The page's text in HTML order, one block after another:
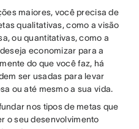
maiores, você precisa de
qualitativas, como a visão
ou quantitativas, como a
economizar para a
do que você faz, há
ser usadas para levar
ou até mesmo a sua vida.
nos tipos de metas que
o seu desenvolvimento